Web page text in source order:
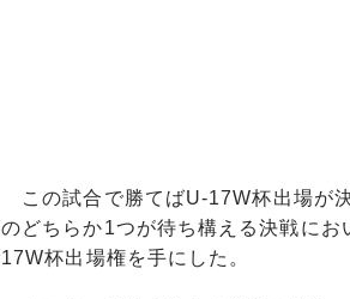
この試合で勝てばU-17W杯出場が
のどちらか1つが待ち構える決戦に
17W杯出場権を手にした。